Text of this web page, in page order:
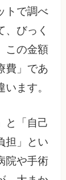
トで調べ
、びっく
この金額
費」であ
ます。
と「自己
担」とい
院や手術